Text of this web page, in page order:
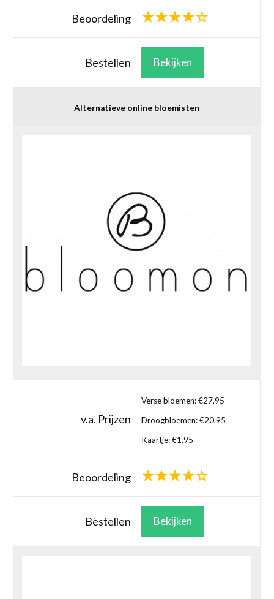
Beoordeling
Bestellen Bekijken
Alternatieve online bloemisten
v.a. Prijzen
Verse bloemen: €27,95
Droogbloemen: €20,95
Kaartje: €1,95
Beoordeling
Bestellen Bekijken